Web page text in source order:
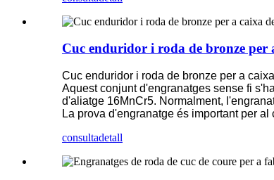
Cuc enduridor i roda de bronze per
Cuc enduridor i roda de bronze per a
Aquest conjunt d'engranatges sense fi
d'aliatge 16MnCr5. Normalment,
La prova d'engranatge és important per
consultadetall